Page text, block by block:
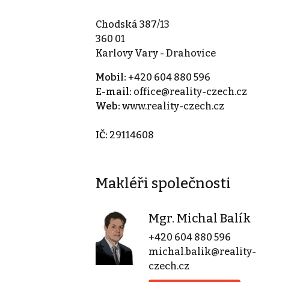
Chodská 387/13
360 01
Karlovy Vary - Drahovice
Mobil: +420 604 880 596
E-mail: office@reality-czech.cz
Web: www.reality-czech.cz
IČ: 29114608
Makléři společnosti
Mgr. Michal Balík
+420 604 880 596
michal.balik@reality-
czech.cz